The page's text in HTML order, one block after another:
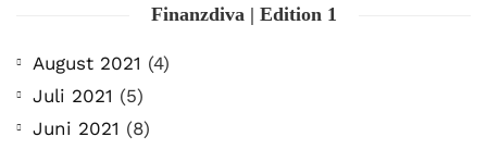
Finanzdiva | Edition 1
August 2021 (4)
Juli 2021 (5)
Juni 2021 (8)